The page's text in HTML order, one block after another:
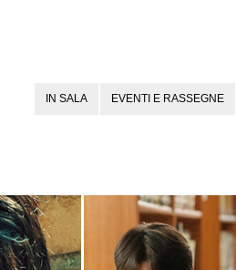
IN SALA EVENTI E RASSEGNE